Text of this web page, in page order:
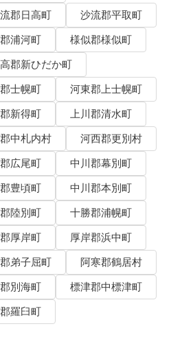
郡日高町
沙流郡平取町
浦河町
様似郡様似町
郡新ひだか町
士幌町
河東郡上士幌町
新得町
上川郡清水町
中札内村
河西郡更別村
広尾町
中川郡幕別町
豊頃町
中川郡本別町
陸別町
十勝郡浦幌町
厚岸町
厚岸郡浜中町
弟子屈町
阿寒郡鶴居村
別海町
標津郡中標津町
羅臼町